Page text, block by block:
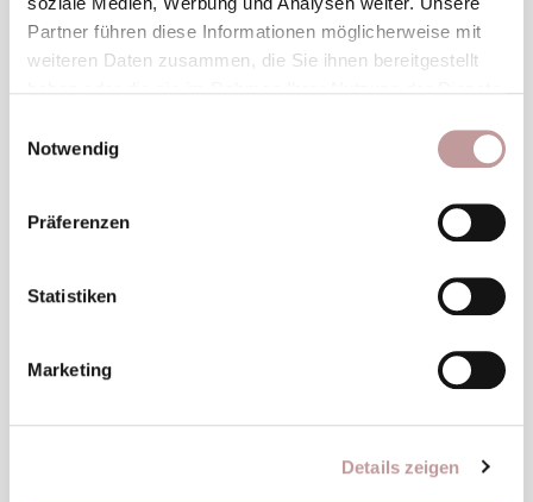
Partner führen diese Informationen möglicherweise mit
weiteren Daten zusammen, die Sie ihnen bereitgestellt
Notwendig
Präferenzen
Statistiken
Marketing
Details zeigen
ineinander übergehend geübt werden. Die
Übungsreihe wirktbelebend auf Körper, Geist und
Seele . Die Gelenke werden mobilisiert, Muskeln
darum, bei sich selbst